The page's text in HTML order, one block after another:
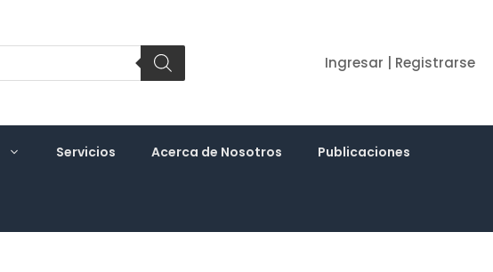
Ingresar | Registrarse
Servicios Acerca de Nosotros Publicaciones